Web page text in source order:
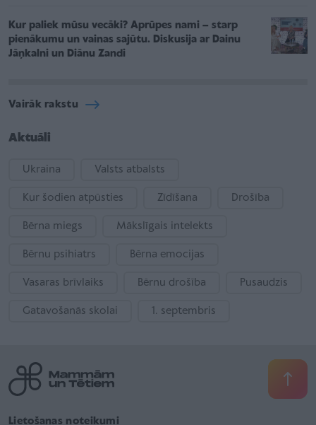
Kur paliek mūsu vecāki? Aprūpes nami – starp
pienākumu un vainas sajūtu. Diskusija ar Dainu
Jāņkalni un Diānu Zandi
Vairāk rakstu
Aktuāli
Ukraina Valsts atbalsts
Kur šodien atpūsties Zīdīšana Drošība
Bērna miegs Mākslīgais intelekts
Bērnu psihiatrs Bērna emocijas
Vasaras brīvlaiks Bērnu drošība Pusaudzis
Gatavošanās skolai 1. septembris
Lietošanas noteikumi